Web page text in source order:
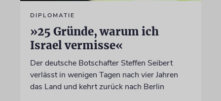
DIPLOMATIE
»25 Gründe, warum ich
Israel vermisse«
Der deutsche Botschafter Steffen Seibert
verlässt in wenigen Tagen nach vier Jahren
das Land und kehrt zurück nach Berlin